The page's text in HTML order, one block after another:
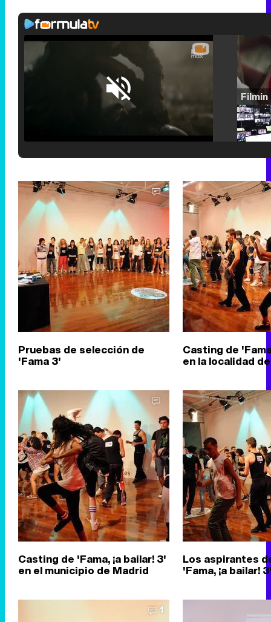
Pruebas de selección de
'Fama 3'
Casting de
en la localidad
Casting de 'Fama, ¡a bailar! 3'
en el municipio de Madrid
Los aspirantes
'Fama, ¡a bailar!
1